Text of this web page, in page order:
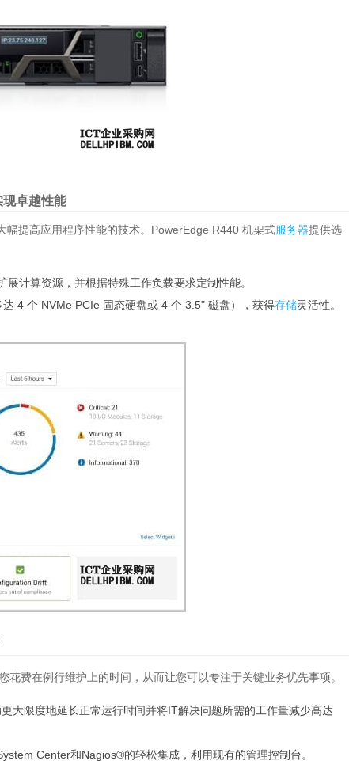
卓越性能
提高应用程序性能的技术。PowerEdge R440 机架式服务器提供选
计算资源，并根据特殊工作负载要求定制性能。
4 个 NVMe PCIe 固态硬盘或 4 个 3.5" 磁盘），获得存储灵活性。
费在例行维护上的时间，从而让您可以专注于关键业务优先事项。
大限度地延长正常运行时间并将IT解决问题所需的工作量减少高达
Center和Nagios®的轻松集成，利用现有的管理控制台。